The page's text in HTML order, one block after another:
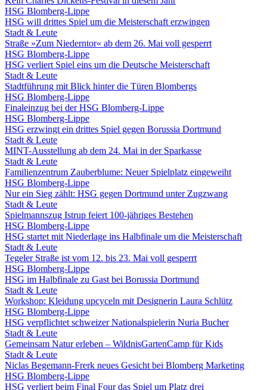
HSG Blomberg-Lippe
HSG will drittes Spiel um die Meisterschaft erzwingen
Stadt & Leute
Straße »Zum Niederntor« ab dem 26. Mai voll gesperrt
HSG Blomberg-Lippe
HSG verliert Spiel eins um die Deutsche Meisterschaft
Stadt & Leute
Stadtführung mit Blick hinter die Türen Blombergs
HSG Blomberg-Lippe
Finaleinzug bei der HSG Blomberg-Lippe
HSG Blomberg-Lippe
HSG erzwingt ein drittes Spiel gegen Borussia Dortmund
Stadt & Leute
MINT-Ausstellung ab dem 24. Mai in der Sparkasse
Stadt & Leute
Familienzentrum Zauberblume: Neuer Spielplatz eingeweiht
HSG Blomberg-Lippe
Nur ein Sieg zählt: HSG gegen Dortmund unter Zugzwang
Stadt & Leute
Spielmannszug Istrup feiert 100-jähriges Bestehen
HSG Blomberg-Lippe
HSG startet mit Niederlage ins Halbfinale um die Meisterschaft
Stadt & Leute
Tegeler Straße ist vom 12. bis 23. Mai voll gesperrt
HSG Blomberg-Lippe
HSG im Halbfinale zu Gast bei Borussia Dortmund
Stadt & Leute
Workshop: Kleidung upcyceln mit Designerin Laura Schlütz
HSG Blomberg-Lippe
HSG verpflichtet schweizer Nationalspielerin Nuria Bucher
Stadt & Leute
Gemeinsam Natur erleben – WildnisGartenCamp für Kids
Stadt & Leute
Niclas Begemann-Frerk neues Gesicht bei Blomberg Marketing
HSG Blomberg-Lippe
HSG verliert beim Final Four das Spiel um Platz drei